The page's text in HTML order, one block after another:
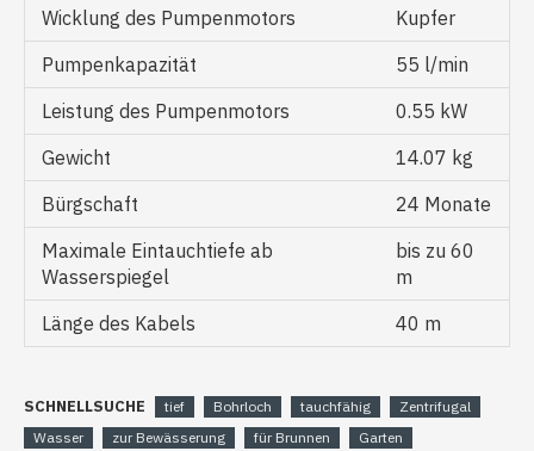
Wicklung des Pumpenmotors
Kupfer
Pumpenkapazität
55 l/min
Leistung des Pumpenmotors
0.55 kW
Gewicht
14.07 kg
Bürgschaft
24 Monate
Maximale Eintauchtiefe ab
Wasserspiegel
bis zu 60
m
Länge des Kabels
40 m
SCHNELLSUCHE tief Bohrloch tauchfähig
Zentrifugal
Wasser
zur Bewässerung für Brunnen
Garten